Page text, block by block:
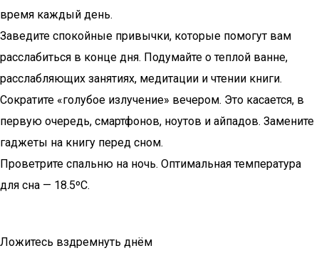
время каждый день.
Заведите спокойные привычки, которые помогут вам
расслабиться в конце дня. Подумайте о теплой ванне,
расслабляющих занятиях, медитации и чтении книги.
Сократите «голубое излучение» вечером. Это касается, в
первую очередь, смартфонов, ноутов и айпадов. Замените
гаджеты на книгу перед сном.
Проветрите спальню на ночь. Оптимальная температура
для сна — 18.5ºC.
Ложитесь вздремнуть днём